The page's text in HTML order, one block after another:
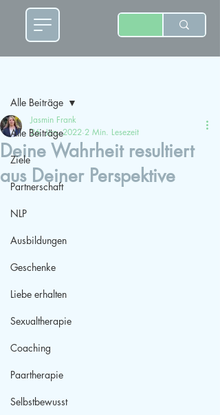
Alle Beiträge
Ziele
Partnerschaft
NLP
Ausbildungen
Geschenke
Liebe erhalten
Sexualtherapie
Coaching
Paartherapie
Selbstbewusst
Alle Beiträge
Deine Wahrheit resultiert
aus Deiner Perspektive
Jasmin Frank
26. Jan. 2022 2 Min. Lesezeit